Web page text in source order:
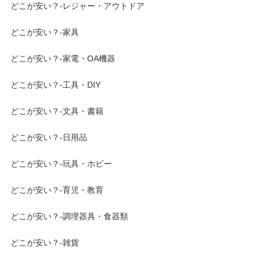
どこが安い？-レジャー・アウトドア
どこが安い？-家具
どこが安い？-家電・OA機器
どこが安い？-工具・DIY
どこが安い？-文具・書籍
どこが安い？-日用品
どこが安い？-玩具・ホビー
どこが安い？-育児・教育
どこが安い？-調理器具・食器類
どこが安い？-雑貨